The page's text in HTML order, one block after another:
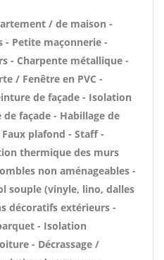
/ de maison -
- Petite maçonnerie -
- Charpente métallique -
/ Fenêtre en PVC -
de façade - Isolation
façade - Habillage de
plafond - Staff -
thermique des murs
non aménageables -
souple (vinyle, lino, dalles
décoratifs extérieurs -
- Isolation
- Décrassage /